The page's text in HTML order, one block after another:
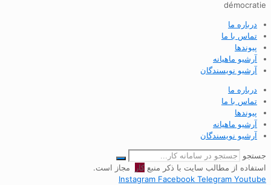
démocratie
درباره ما
تماس با ما
پیوندها
آرشیو ماهیانه
آرشیو نویسندگان
درباره ما
تماس با ما
پیوندها
آرشیو ماهیانه
آرشیو نویسندگان
جستجو
استفاده از مطالب سایت با ذکر منبعکار
مجاز است.
Instagram Facebook Telegram Youtube